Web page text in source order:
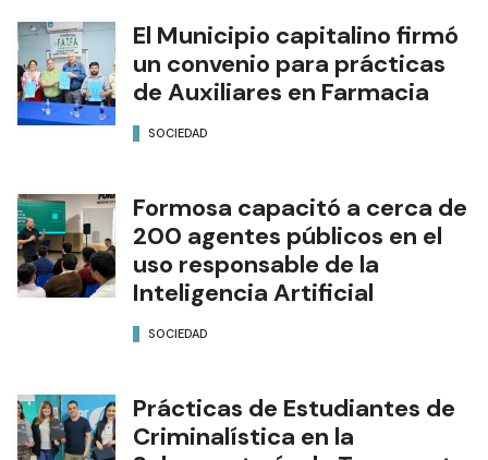
El Municipio capitalino firmó
un convenio para prácticas
de Auxiliares en Farmacia
SOCIEDAD
Formosa capacitó a cerca de
200 agentes públicos en el
uso responsable de la
Inteligencia Artificial
SOCIEDAD
Prácticas de Estudiantes de
Criminalística en la